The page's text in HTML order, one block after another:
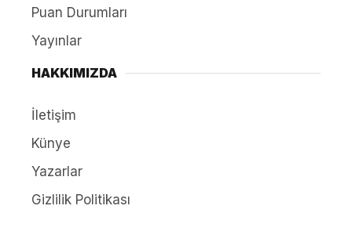
Puan Durumları
Yayınlar
HAKKIMIZDA
İletişim
Künye
Yazarlar
Gizlilik Politikası